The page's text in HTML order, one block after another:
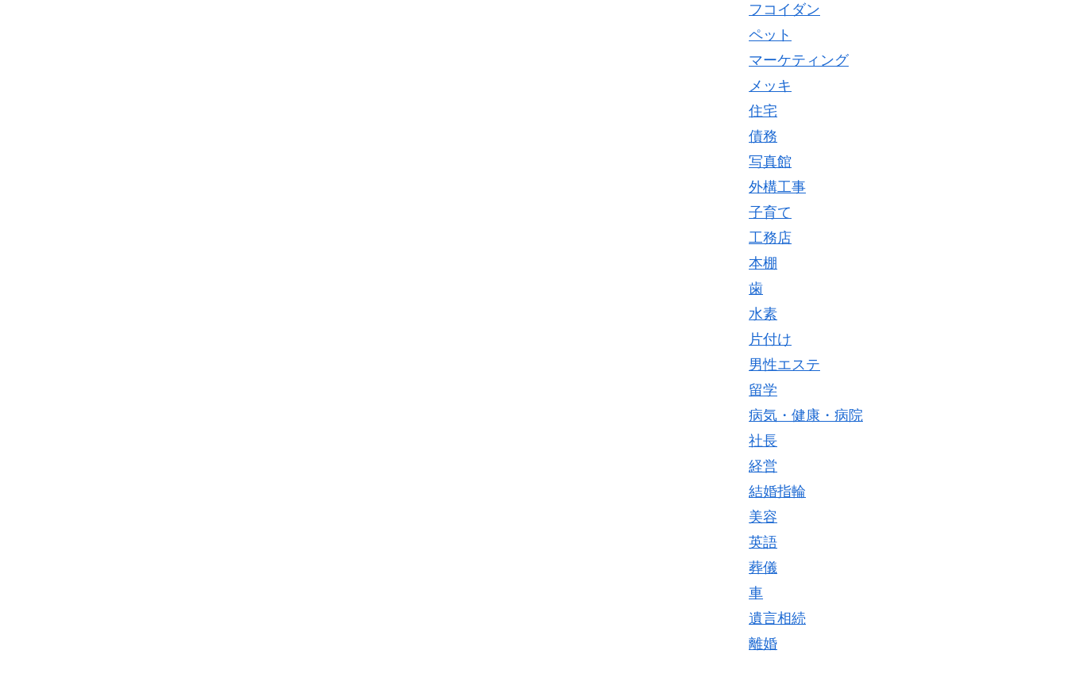
フコイダン
ペット
マーケティング
メッキ
住宅
債務
写真館
外構工事
子育て
工務店
本棚
歯
水素
片付け
男性エステ
留学
病気・健康・病院
社長
経営
結婚指輪
美容
英語
葬儀
車
遺言相続
離婚